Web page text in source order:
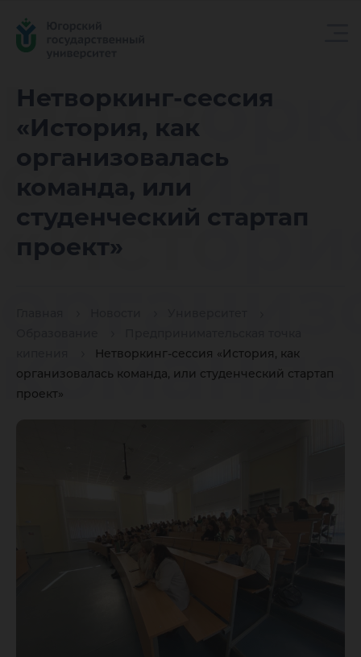
Нетворкинг-сессия
«История, как
организовалась
команда, или
студенческий стартап
проект»
Нетворкинг-сессия «История, как
организовалась команда, или студенческий стартап
проект»
сессия
стартап
проект»